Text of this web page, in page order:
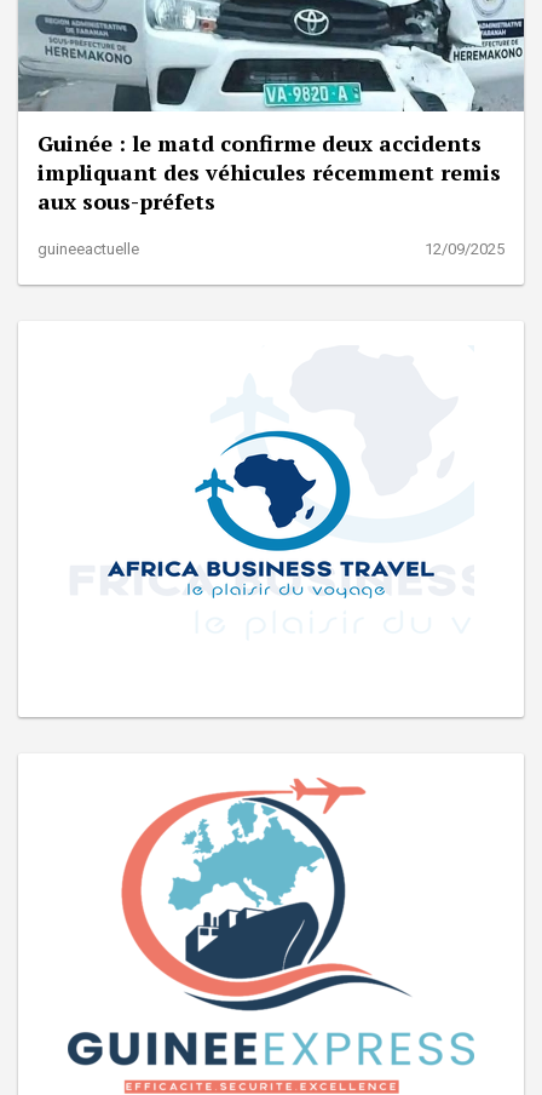
Guinée : le matd confirme deux accidents
impliquant des véhicules récemment remis
aux sous-préfets
guineeactuelle 12/09/2025